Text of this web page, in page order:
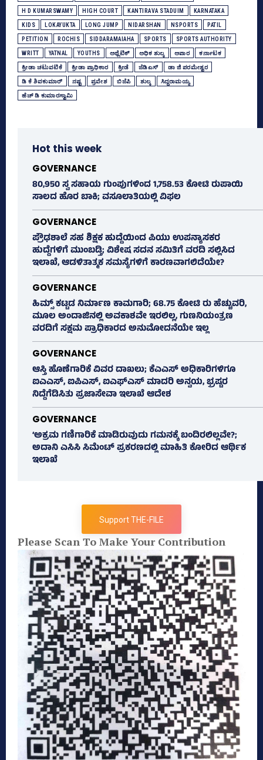
H D KUMARSWAMY HIGH COURT KANTIRAVA STADUIM KARNATAKA
KIDS LOKAYUKTA LONG JUMP NIDARSHAN NSPORTS PATIL
PETITION ROCHIS SIDDARAMAIAHA SPORTS SPORTS AUTHORITY
WRITT YATNAL YOUTHS ಅಥ್ಲೆಟಿಕ್‌ ಅಧಿಕ ಶುಲ್ಕ ಅಪಾರ ಕರ್ನಾಟಕ
ಕ್ರೀಡಾ ಚಟುವಟಿಕೆ ಕ್ರೀಡಾ ಪ್ರಾಧಿಕಾರ ಕ್ರೀಡೆ ಜೆಡಿಎಸ್‌ ಡಾ ಜಿ ಪರಮೇಶ್ವರ
ಡಿ ಕೆ ಶಿವಕುಮಾರ್ ನಷ್ಟ ಪ್ರವೇಶ ಬಿಜೆಪಿ ಶುಲ್ಕ ಸಿದ್ದರಾಮಯ್ಯ
ಹೆಚ್‌ ಡಿ ಕುಮಾರಸ್ವಾಮಿ
Hot this week
GOVERNANCE
80,950 ಸ್ವ ಸಹಾಯ ಗುಂಪುಗಳಿಂದ 1,758.53 ಕೋಟಿ ರುಪಾಯಿ
ಸಾಲದ ಹೊರ ಬಾಕಿ; ವಸೂಲಾತಿಯಲ್ಲಿ ವಿಫಲ
GOVERNANCE
ಪ್ರೌಢಶಾಲೆ ಸಹ ಶಿಕ್ಷಕ ಹುದ್ದೆಯಿಂದ ಪಿಯು ಉಪನ್ಯಾಸಕರ
ಹುದ್ದೆಗಳಿಗೆ ಮುಂಬಡ್ತಿ; ವಿಶೇಷ ಸದನ ಸಮಿತಿಗೆ ವರದಿ ಸಲ್ಲಿಸಿದ
ಇಲಾಖೆ, ಆಡಳಿತಾತ್ಮಕ ಸಮಸ್ಯೆಗಳಿಗೆ ಕಾರಣವಾಗಲಿದೆಯೇ?
GOVERNANCE
ಹಿಮ್ಸ್‌ ಕಟ್ಟಡ ನಿರ್ಮಾಣ ಕಾಮಗಾರಿ; 68.75 ಕೋಟಿ ರು ಹೆಚ್ಚುವರಿ,
ಮೂಲ ಅಂದಾಜಿನಲ್ಲಿ ಅವಕಾಶವೇ ಇರಲಿಲ್ಲ, ಗುಣನಿಯಂತ್ರಣ
ವರದಿಗೆ ಸಕ್ಷಮ ಪ್ರಾಧಿಕಾರದ ಅನುಮೋದನೆಯೇ ಇಲ್ಲ
GOVERNANCE
ಆಸ್ತಿ ಹೊಣೆಗಾರಿಕೆ ವಿವರ ದಾಖಲು; ಕೆಎಎಸ್ ಅಧಿಕಾರಿಗಳಿಗೂ
ಐಎಎಸ್‌, ಐಪಿಎಸ್‌, ಐಎಫ್‌ಎಸ್‌ ಮಾದರಿ ಅನ್ವಯ, ಭ್ರಷ್ಟರ
ನಿದ್ದೆಗೆಡಿಸಿತು ಪ್ರಜಾಸೇವಾ ಇಲಾಖೆ ಆದೇಶ
GOVERNANCE
‘ಅಕ್ರಮ ಗಣಿಗಾರಿಕೆ ಮಾಡಿರುವುದು ಗಮನಕ್ಕೆ ಬಂದಿರಲಿಲ್ಲವೇ?;
ಅದಾನಿ ಎಸಿಸಿ ಸಿಮೆಂಟ್ ಪ್ರಕರಣದಲ್ಲಿ ಮಾಹಿತಿ ಕೋರಿದ ಆರ್ಥಿಕ
ಇಲಾಖೆ
Support THE-FILE
Please Scan To Make Your Contribution